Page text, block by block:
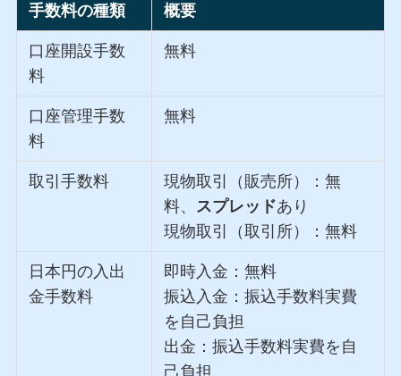
手数料の種類 概要
口座開設手数
料
無料
口座管理手数
料
無料
取引手数料
現物取引（販売所）：無
料、 スプレッドあり
現物取引（取引所）：無料
日本円の入出
金手数料
即時入金：無料
振込入金：振込手数料実費
を自己負担
出金：振込手数料実費を自
己負担